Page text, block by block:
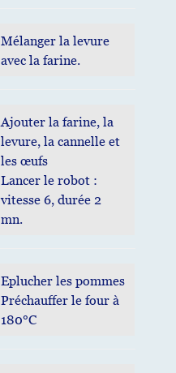
Mélanger la levure
avec la farine.
Ajouter la farine, la
levure, la cannelle et
les œufs
Lancer le robot :
vitesse 6, durée 2
mn.
Eplucher les pommes
Préchauffer le four à
180°C